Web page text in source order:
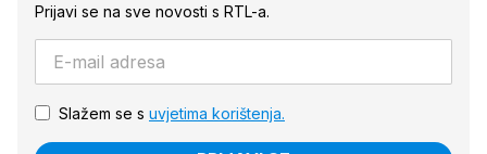
Prijavi se na sve novosti s RTL-a.
Slažem se s uvjetima korištenja.